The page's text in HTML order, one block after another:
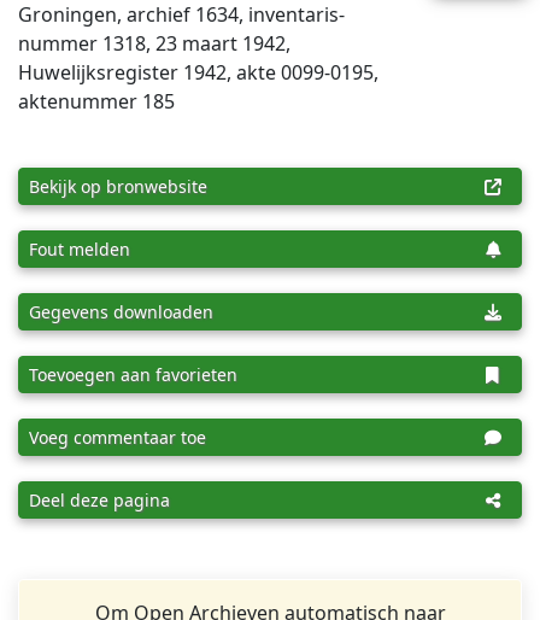
Groningen, archief 1634, inventaris­
num­mer 1318, 23 maart 1942,
Huwelijksregister 1942, akte 0099-0195,
aktenummer 185
Bekijk op bronwebsite
Fout melden
Gegevens downloaden
Toevoegen aan favorieten
Voeg commentaar toe
Deel deze pagina
Om Open Archieven automatisch naar